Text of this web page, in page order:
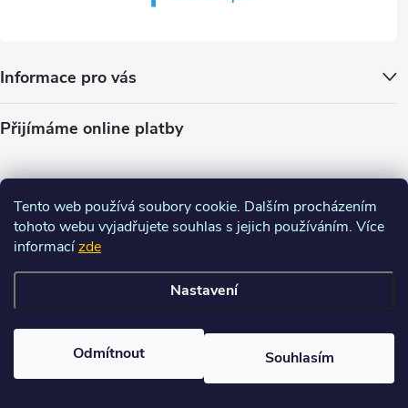
Tento web používá soubory cookie. Dalším procházením
tohoto webu vyjadřujete souhlas s jejich používáním. Více
informacízde
Nastavení
Odmítnout Souhlasím
Informace pro vás
Přijímáme online platby
nastavení cookies